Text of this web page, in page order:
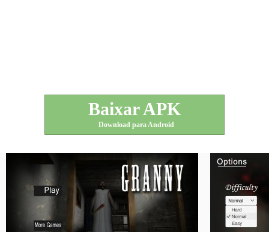
Baixar APK
Download para Android